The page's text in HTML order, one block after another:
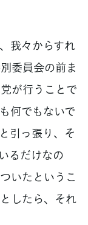
我々からすれ
委員会の前ま
が行うことで
何でもないで
引っ張り、そ
るだけなの
いたというこ
したら、それ